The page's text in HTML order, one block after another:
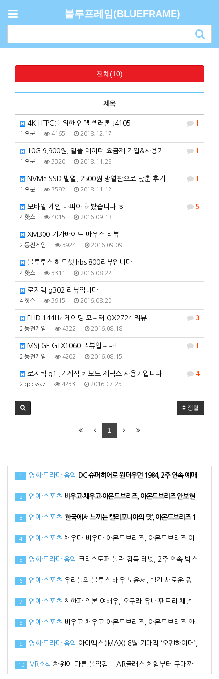
블루프레임(BLUEFRAME)
전체(10)
제목
1
4K HTPC를 위한 인텔 셀러론 J4105
1 오군 4165 2018.12.17
1
10G 9,900원, 알뜰 데이터 요금제 가입&사용기
1 오군 3320 2018.11.28
1
NVMe SSD 발열, 2500원 방열판으로 낮춘 후기
1 오군 3592 2018.11.12
5
모바일 게임 마피아 해봤습니다 ㅎ
4핫스 4015 2016.09.18
XM300 기가바이트 마우스 리뷰
2 동전게임 3924 2016.09.09
블루투스 헤드셋 hbs 800리뷰입니다
4핫스 3311 2016.08.22
로지텍 g302 리뷰입니다
4핫스 3915 2016.08.20
3
FHD 144Hz 게이밍 모니터 QX2724 리뷰
2 동전게임 4322 2016.08.18
1
MSI GF GTX1060 리뷰입니다!
2 동전게임 4202 2016.08.15
4
로지텍 g1 ,기계식 키보드 제닉스 사용기입니다.
2 qccssaz 4233 2016.07.25
정렬
1
1 영화·드라마·음악 DC 슈퍼히어로 원더우먼 1984, 2주 연속 예매 순위 1위로 34만 관객 동원
2 연예·스포츠 비우고·채우고·아몬드브리즈, 아몬드브리즈 안보현 광고 메이킹 필름 공개
3 연예·스포츠 ‘한국에서 느끼는 캘리포니아의 맛’, 아몬드브리즈 17일 라치카 가비와 함께 라이브방송 진행
4 연예·스포츠 채우다 비우다 아몬드브리즈, 아몬드브리즈 이다희와 함께한 광고 메이킹 필름 공개
5 영화·드라마·음악 크리스토퍼 놀란 감독 테넷, 2주 연속 박스오피스 1위로 100만 관객 돌파
6 연예·스포츠 우리들의 블루스 배우 노윤서, 벨킨 새로운 광고 모델로 선정
7 연예·스포츠 친한파 일본 여배우, 오구라 유나 팬트리 채널 공식 오픈
8 연예·스포츠 비우고 채우고 아몬드브리즈, 아몬드브리즈 안보현과 함께한 2021 광고 영상 공개
9 영화·드라마·음악 아이맥스(IMAX) 8월 기대작 ‘오펜하이머’, 관전 포인트3 공개
10 VR소식 차원이 다른 몰입감… AR글래스 체험부터 구매까지 한번에, 엑스리얼 현대백화점 중동점 팝업스토어 오픈